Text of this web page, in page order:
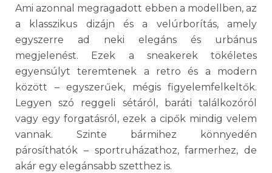
Ami azonnal megragadott ebben a modellben, az
a klasszikus dizájn és a velúrborítás, amely
egyszerre ad neki elegáns és urbánus
megjelenést. Ezek a sneakerek tökéletes
egyensúlyt teremtenek a retro és a modern
között – egyszerűek, mégis figyelemfelkeltők.
Legyen szó reggeli sétáról, baráti találkozóról
vagy egy forgatásról, ezek a cipők mindig velem
vannak. Szinte bármihez könnyedén
párosíthatók – sportruházathoz, farmerhez, de
akár egy elegánsabb szetthez is.